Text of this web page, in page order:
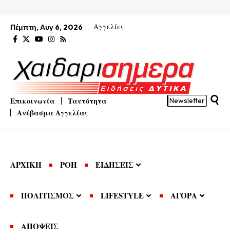
Πέμπτη, Αυγ 6, 2026 Αγγελίες
Επικοινωνία
Ταυτότητα
Ανέβασμα Αγγελίας
Newsletter
ΑΡΧΙΚΗ ΡΟΗ ΕΙΔΗΣΕΙΣ
ΠΟΛΙΤΙΣΜΟΣ LIFESTYLE ΑΓΟΡΑ
ΑΠΟΨΕΙΣ